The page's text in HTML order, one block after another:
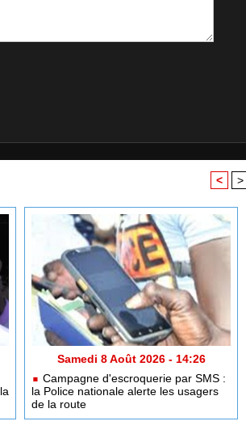
< >
Samedi 8 Août 2026 - 14:26
Campagne d'escroquerie par SMS :
la Police nationale alerte les usagers
de la route